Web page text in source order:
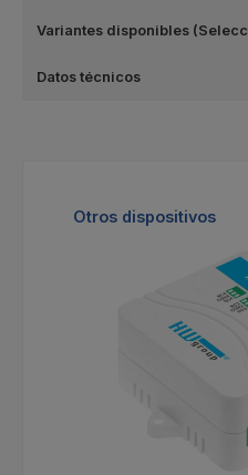
Variantes disponibles
Datos técnicos
Omitir la galería de
Otros dispositivos